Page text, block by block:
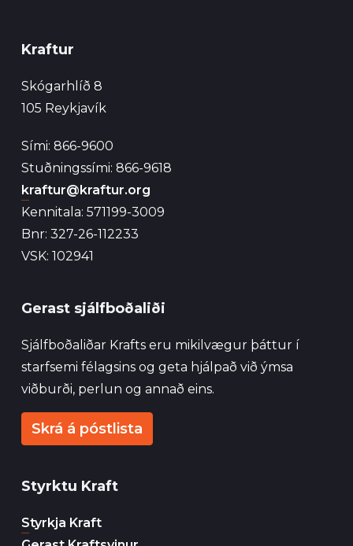
Kraftur
Skógarhlíð 8
105 Reykjavík
Sími: 866-9600
Stuðningssími: 866-9618
kraftur@kraftur.org
Kennitala: 571199-3009
Bnr: 327-26-112233
VSK: 102941
Gerast sjálfboðaliði
Sjálfboðaliðar Krafts eru mikilvægur þáttur í
starfsemi félagsins og geta hjálpað við ýmsa
viðburði, perlun og annað eins.
Skrá á póstlista
Styrktu Kraft
Styrkja Kraft